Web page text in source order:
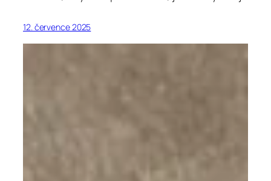
12. července 2025